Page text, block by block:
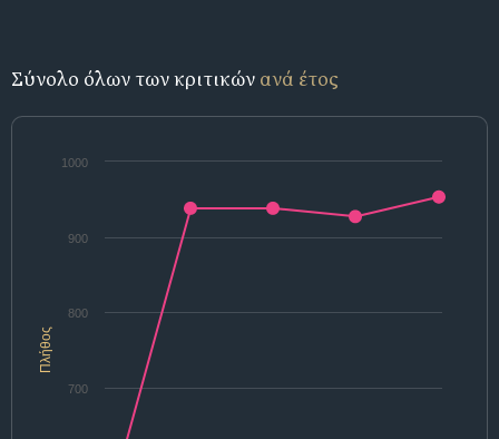
Σύνολο όλων των κριτικών ανά έτος
Πλήθος
700
800
900
1000